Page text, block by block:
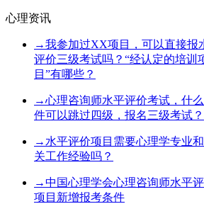
心理资讯
→我参加过XX项目，可以直接报
评价三级考试吗？“经认定的培训
目”有哪些？
→心理咨询师水平评价考试，什
件可以跳过四级，报名三级考试？
→ 水平评价项目需要心理学专业
关工作经验吗？
→中国心理学会心理咨询师水平
项目新增报考条件